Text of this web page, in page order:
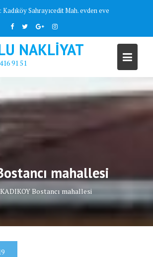
Kadıköy Sahrayıcedit Mah. evden eve
NAKLİYAT
91 51
mahallesi
KADIKOY Bostancı mahallesi